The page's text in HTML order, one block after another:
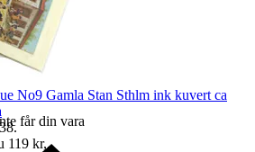
får din vara
No9 Gamla Stan Sthlm ink kuvert ca
.
119 kr,.